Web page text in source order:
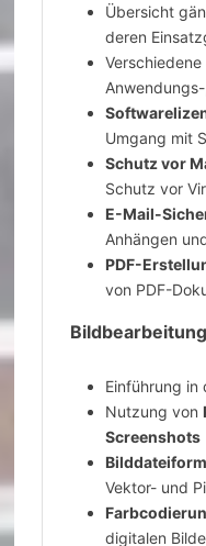
Übersicht
deren
Verschiedene
Umgang mit
Schutz vor
Schutz vor
E-Mail-
Anhängen
PDF-
von PDF-
Bildbearbeitung
Einführung in
Nutzung von
Screenshots
Vektor- und
digitalen